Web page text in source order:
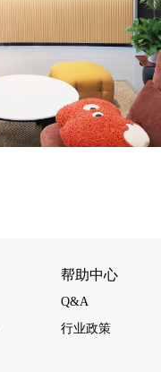
帮助中心
Q&A
行业政策